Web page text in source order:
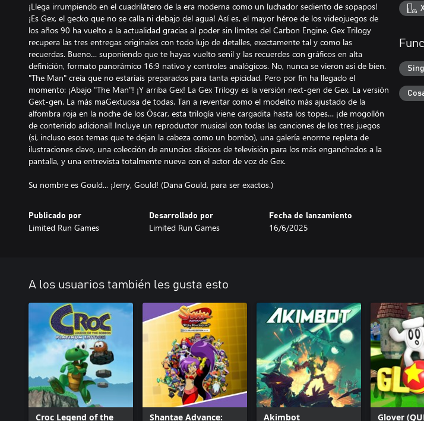
¡Llega irrumpiendo en el cuadrilátero de la era moderna como un luchador sediento de sopapos!
¡Es Gex, el gecko que no se calla ni debajo del agua! Así es, el mayor héroe de los videojuegos de
los años 90 ha vuelto a la actualidad gracias al poder sin límites del Carbon Engine. Gex Trilogy
recupera las tres entregas originales con todo lujo de detalles, exactamente tal y como las
recuerdas. Bueno… suponiendo que te hayas vuelto senil y las recuerdes con gráficos en alta
definición, formato panorámico 16:9 nativo y controles analógicos. No, nunca se vieron así de bien.
"The Man" creía que no estaríais preparados para tanta epicidad. Pero por fin ha llegado el
momento: ¡Abajo "The Man"! ¡Y arriba Gex! La Gex Trilogy es la versión next-gen de Gex. La versión
Gext-gen. La más maGextuosa de todas. Tan a reventar como el modelito más ajustado de la
alfombra roja en la noche de los Óscar, esta trilogía viene cargadita hasta los topes… ¡de mogollón
de contenido adicional! Incluye un reproductor musical con todas las canciones de los tres juegos
(sí, incluso esos temas que te dejan la cabeza como un bombo), una galería enorme repleta de
ilustraciones clave, una colección de anuncios clásicos de televisión para los más enganchados a la
pantalla, y una entrevista totalmente nueva con el actor de voz de Gex.
Publicado por
Limited Run Games
Desarrollado por
Limited Run Games
Fecha de lanzamiento
16/6/2025
A los usuarios también les gusta esto
Croc Legend of the Shantae Advance: Akimbot Glover